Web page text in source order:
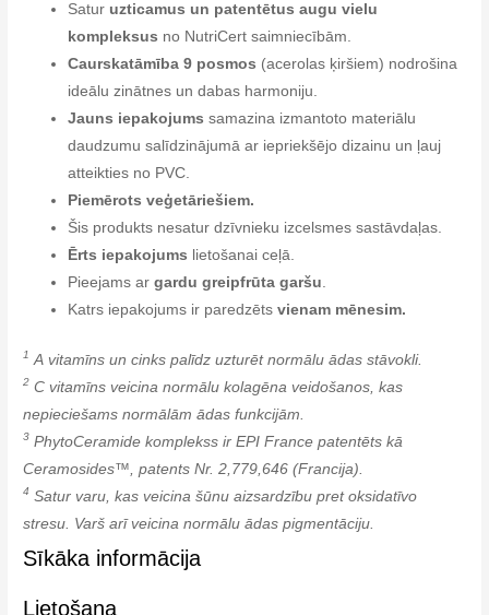
Satur uzticamus un patentētus augu vielu
kompleksus no NutriCert saimniecībām.
Caurskatāmība 9 posmos (acerolas ķiršiem) nodrošina
ideālu zinātnes un dabas harmoniju.
Jauns iepakojums samazina izmantoto materiālu
daudzumu salīdzinājumā ar iepriekšējo dizainu un ļauj
atteikties no PVC.
Piemērots veģetāriešiem.
Šis produkts nesatur dzīvnieku izcelsmes sastāvdaļas.
Ērts iepakojums lietošanai ceļā.
Pieejams argardu greipfrūta garšu.
Katrs iepakojums ir paredzētsvienam mēnesim.
1 A vitamīns un cinks palīdz uzturēt normālu ādas stāvokli.
2 C vitamīns veicina normālu kolagēna veidošanos, kas
nepieciešams normālām ādas funkcijām.
3 PhytoCeramide komplekss ir EPI France patentēts kā
Ceramosides™, patents Nr. 2,779,646 (Francija).
4 Satur varu, kas veicina šūnu aizsardzību pret oksidatīvo
stresu. Varš arī veicina normālu ādas pigmentāciju.
Sīkāka informācija
Lietošana